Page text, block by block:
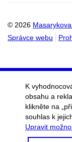
© 2026
Správce webu
K
obsahu a
klikněte na
souhlas k
Upravit